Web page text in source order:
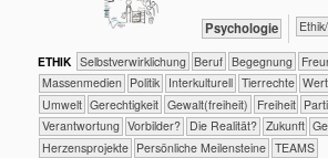
​​​​​​​​​​Psychologie
ETHIK ​​​​​​​​​​​​​​​​​​​​​​​​​​​​​​​​​​​​​​​​Selbst­verwirklichung ​​​​​​​​​​​​​​​Beruf ​​​​​​​​​​​​Begegnung
​​​​​​​​​Massenmedien ​​​​​​​​​Politik ​​​​​​​​Interkulturell ​​​​​​​​Tierrechte
​​​​​Umwelt ​​​​Gerechtigkeit ​​​​Gewalt(freiheit) ​​​Freiheit
​​Verantwortung ​​Vorbilder? ​Die Realität? ​Zukunft
Herzensprojekte Persönliche Meilensteine TEAMS